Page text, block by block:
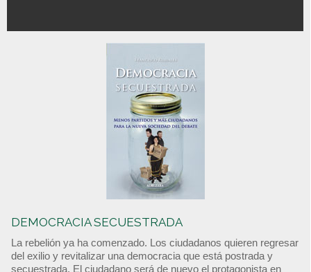
DEMOCRACIA SECUESTRADA
La rebelión ya ha comenzado. Los ciudadanos quieren regresar
del exilio y revitalizar una democracia que está postrada y
secuestrada. El ciudadano será de nuevo el protagonista en